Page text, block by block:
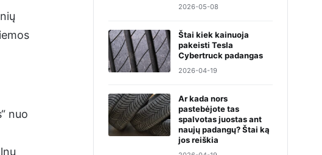
nuo
2026-05-08
Štai kiek kainuoja
pakeisti Tesla
Cybertruck padangas
2026-04-19
Ar kada nors
pastebėjote tas
spalvotas juostas ant
naujų padangų? Štai ką
jos reiškia